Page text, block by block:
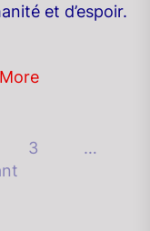
et d’espoir.
3
…